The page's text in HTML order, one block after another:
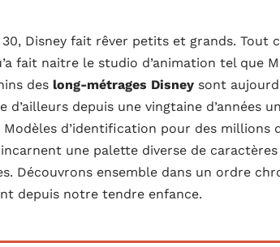
30, Disney fait rêver petits et grands. Tout
fait naitre le studio d’animation tel que
des long-métrages Disney sont
d’ailleurs depuis une vingtaine d’années
Modèles d’identification pour des millions
incarnent une palette diverse de
Découvrons ensemble dans un ordre
depuis notre tendre enfance.